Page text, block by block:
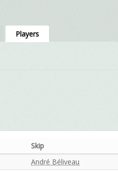
Players
Skip
André Béliveau